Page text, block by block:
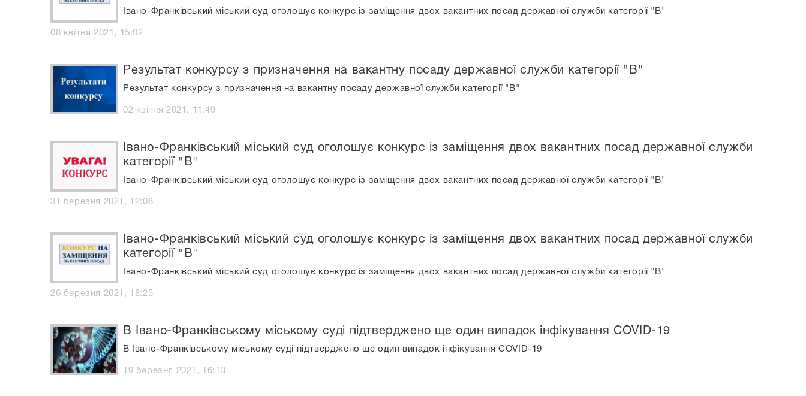
Івано-Франківський міський суд оголошує конкурс із заміщення двох вакантних посад державної служби категорії "В"
08 квітня 2021, 15:02
Результат конкурсу з призначення на вакантну посаду державної служби категорії "В"
Результат конкурсу з призначення на вакантну посаду державної служби категорії "В"
02 квітня 2021, 11:49
Івано-Франківський міський суд оголошує конкурс із заміщення двох вакантних посад державної служби
категорії "В"
Івано-Франківський міський суд оголошує конкурс із заміщення двох вакантних посад державної служби категорії "В"
31 березня 2021, 12:08
Івано-Франківський міський суд оголошує конкурс із заміщення двох вакантних посад державної служби
категорії "В"
Івано-Франківський міський суд оголошує конкурс із заміщення двох вакантних посад державної служби категорії "В"
26 березня 2021, 18:25
В Івано-Франківському міському суді підтверджено ще один випадок інфікування COVID-19
В Івано-Франківському міському суді підтверджено ще один випадок інфікування COVID-19
19 березня 2021, 16:13